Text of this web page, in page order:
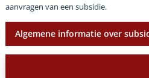
aanvragen van een subsidie.
Algemene informatie over